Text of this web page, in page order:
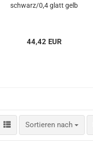
schwarz/0,4 glatt gelb
44,42 EUR
Sortieren nach
Sortieren nach